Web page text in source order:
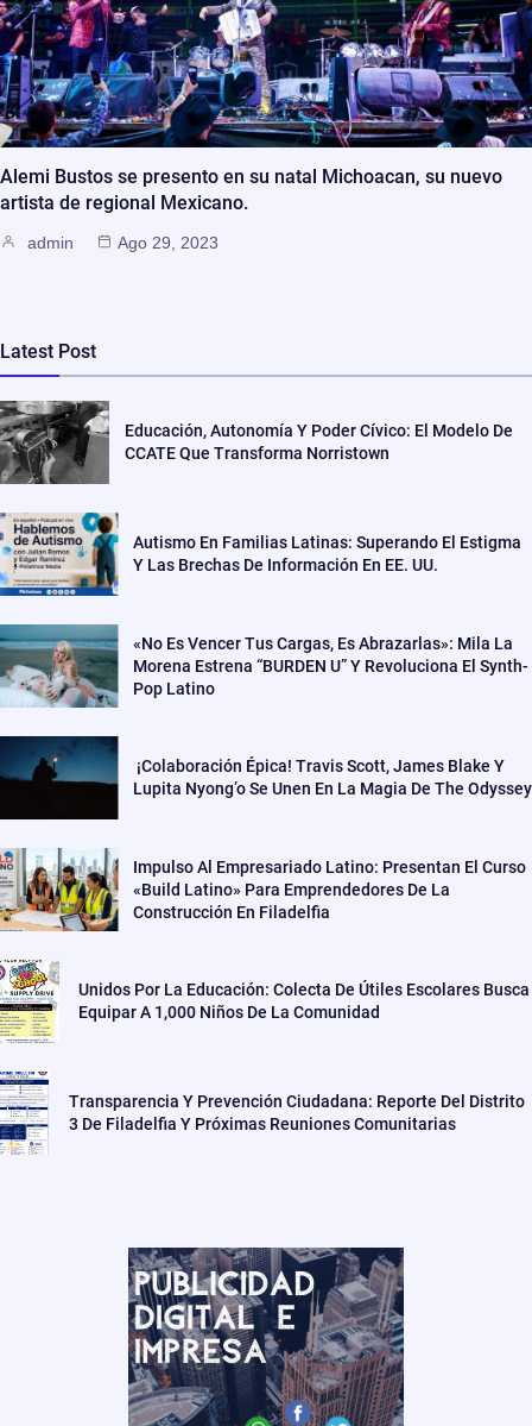
Alemi Bustos se presento en su natal Michoacan, su nuevo
artista de regional Mexicano.
admin Ago 29, 2023
Latest Post
Educación, Autonomía Y Poder Cívico: El Modelo De
CCATE Que Transforma Norristown
Autismo En Familias Latinas: Superando El Estigma
Y Las Brechas De Información En EE. UU.
«No Es Vencer Tus Cargas, Es Abrazarlas»: Mila La
Morena Estrena “BURDEN U” Y Revoluciona El Synth-
Pop Latino
¡Colaboración Épica! Travis Scott, James Blake Y
Lupita Nyong’o Se Unen En La Magia De The Odyssey
Impulso Al Empresariado Latino: Presentan El Curso
«Build Latino» Para Emprendedores De La
Construcción En Filadelfia
Unidos Por La Educación: Colecta De Útiles Escolares Busca
Equipar A 1,000 Niños De La Comunidad
Transparencia Y Prevención Ciudadana: Reporte Del Distrito
3 De Filadelfia Y Próximas Reuniones Comunitarias